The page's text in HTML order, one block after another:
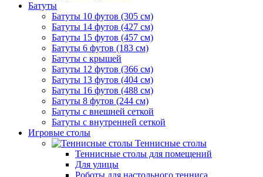
Батуты
Батуты 10 футов (305 см)
Батуты 14 футов (427 см)
Батуты 15 футов (457 см)
Батуты 6 футов (183 см)
Батуты с крышей
Батуты 12 футов (366 см)
Батуты 13 футов (404 см)
Батуты 16 футов (488 см)
Батуты 8 футов (244 см)
Батуты с внешней сеткой
Батуты с внутренней сеткой
Игровые столы
Теннисные столы
Теннисные столы для помещений
Для улицы
Роботы для настольного тенниса